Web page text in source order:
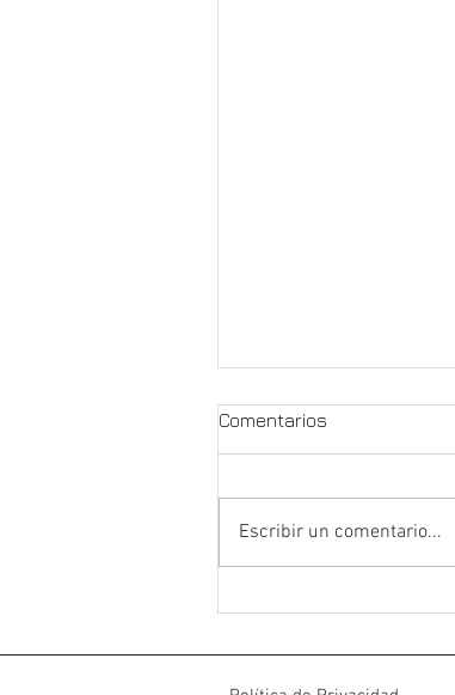
Valladolid 🍳💖
Comentarios
Escribir un comentario...